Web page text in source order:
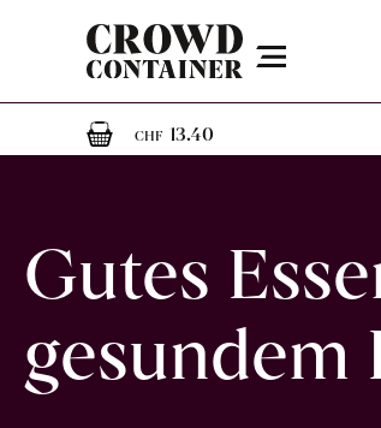
Menu
CHF 13.401 Artikel im
Gutes
gesundem